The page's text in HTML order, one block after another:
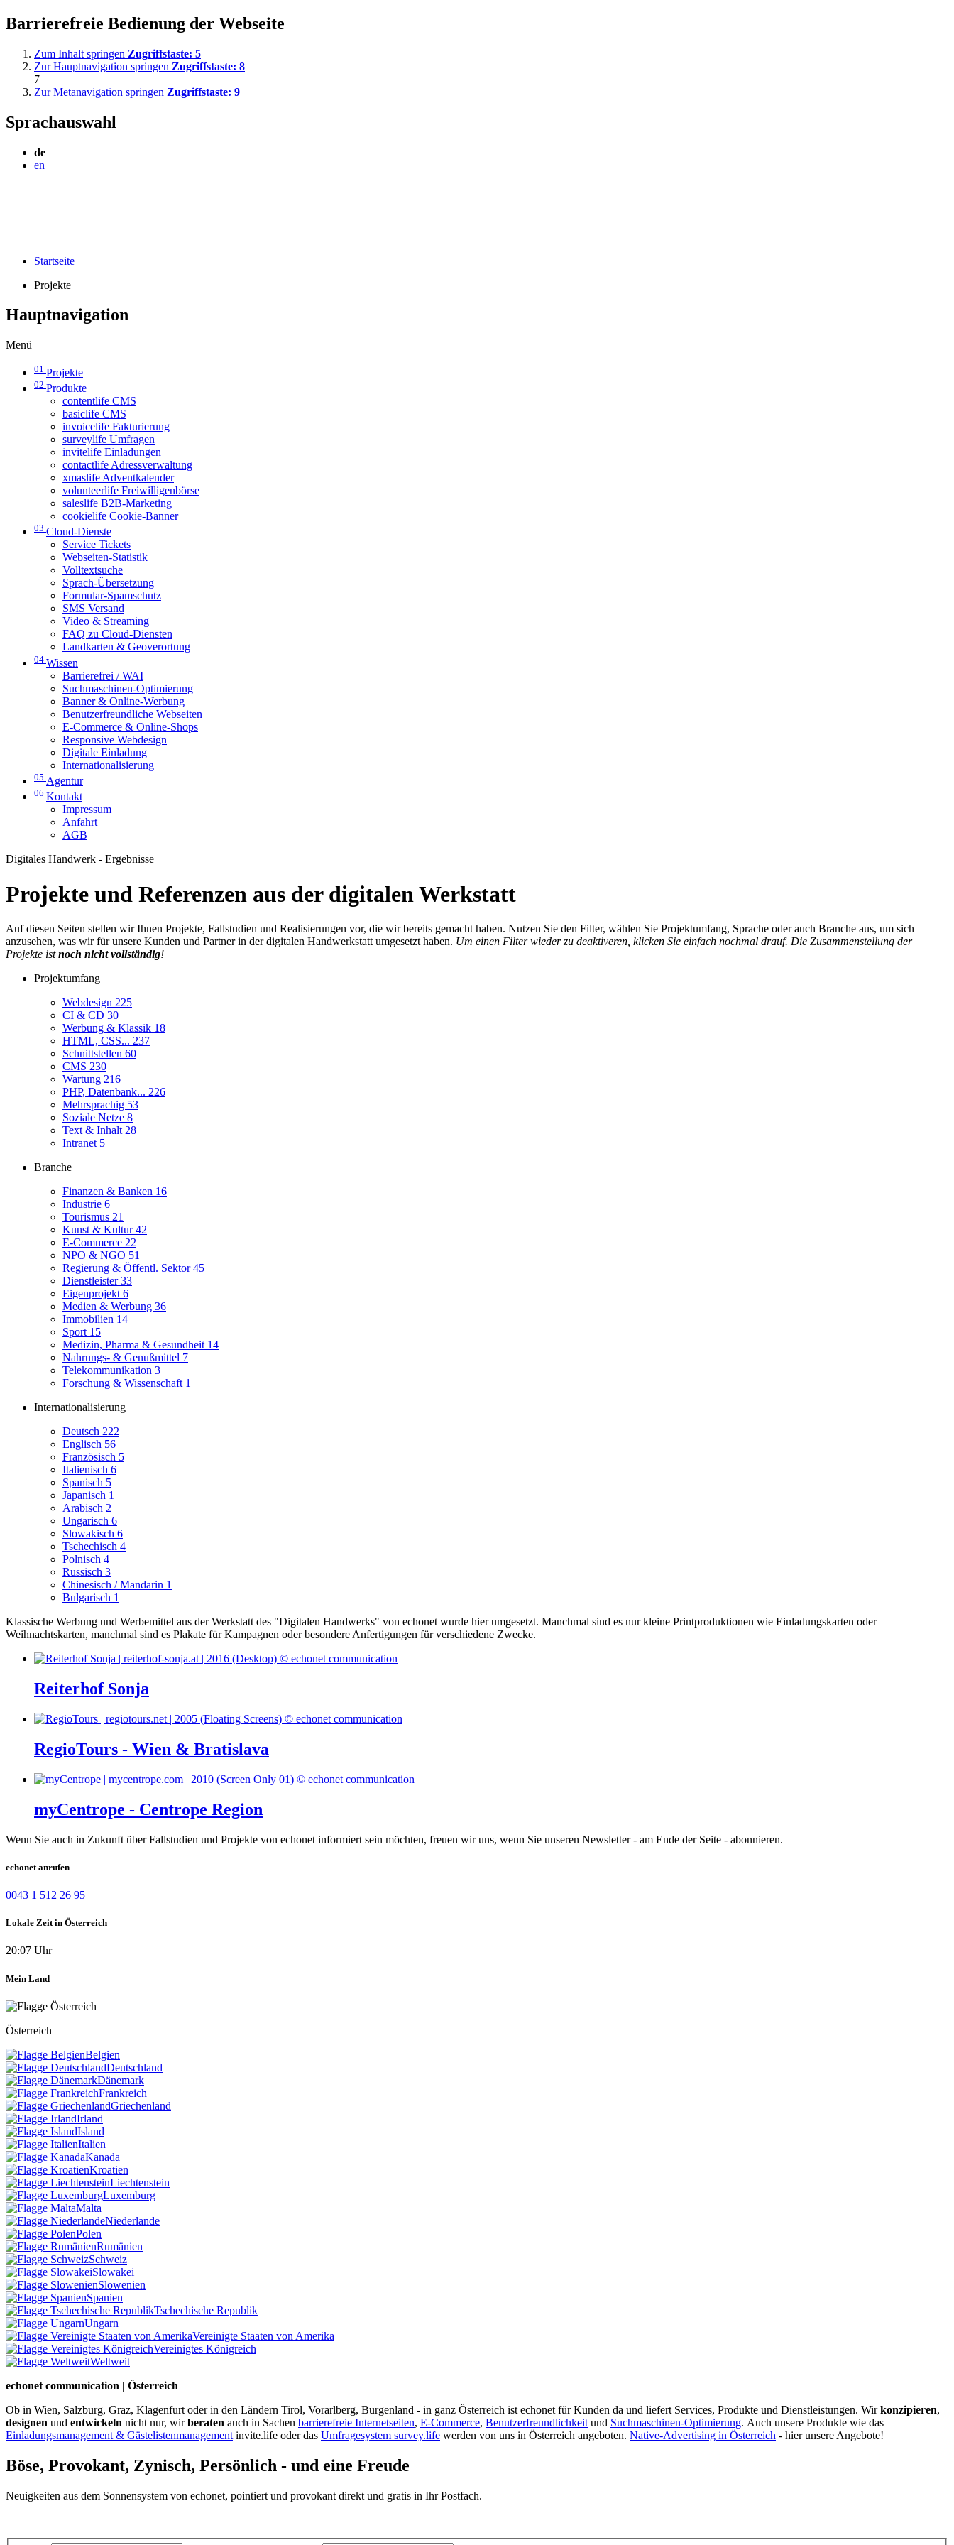
Barrierefreie Bedienung der Webseite
Zum Inhalt springen Zugriffstaste: 5
Zur Hauptnavigation springen Zugriffstaste: 8
7
Zur Metanavigation springen Zugriffstaste: 9
Sprachauswahl
de
en
Startseite
Projekte
Hauptnavigation
Menü
01 Projekte
02 Produkte
contentlife CMS
basiclife CMS
invoicelife Fakturierung
surveylife Umfragen
invitelife Einladungen
contactlife Adressverwaltung
xmaslife Adventkalender
volunteerlife Freiwilligenbörse
saleslife B2B-Marketing
cookielife Cookie-Banner
03 Cloud-Dienste
Service Tickets
Webseiten-Statistik
Volltextsuche
Sprach-Übersetzung
Formular-Spamschutz
SMS Versand
Video & Streaming
FAQ zu Cloud-Diensten
Landkarten & Geoverortung
04 Wissen
Barrierefrei / WAI
Suchmaschinen-Optimierung
Banner & Online-Werbung
Benutzerfreundliche Webseiten
E-Commerce & Online-Shops
Responsive Webdesign
Digitale Einladung
Internationalisierung
05 Agentur
06 Kontakt
Impressum
Anfahrt
AGB
Digitales Handwerk - Ergebnisse
Projekte und Referenzen aus der digitalen Werkstatt
Auf diesen Seiten stellen wir Ihnen Projekte, Fallstudien und Realisierungen vor, die wir bereits gemacht haben. Nutzen Sie den Filter, wählen Sie Projektumfang, Sprache oder auch Branche aus, um sich
anzusehen, was wir für unsere Kunden und Partner in der digitalen Handwerkstatt umgesetzt haben. Um einen Filter wieder zu deaktiveren, klicken Sie einfach nochmal drauf. Die Zusammenstellung der
Projekte istnoch nicht vollständig!
Projektumfang
Webdesign 225
CI & CD 30
Werbung & Klassik 18
HTML, CSS... 237
Schnittstellen 60
CMS 230
Wartung 216
PHP, Datenbank... 226
Mehrsprachig 53
Soziale Netze 8
Text & Inhalt 28
Intranet 5
Branche
Finanzen & Banken 16
Industrie 6
Tourismus 21
Kunst & Kultur42
E-Commerce 22
NPO & NGO 51
Regierung & Öffentl. Sektor45
Dienstleister33
Eigenprojekt 6
Medien & Werbung 36
Immobilien 14
Sport 15
Medizin, Pharma & Gesundheit 14
Nahrungs- & Genußmittel 7
Telekommunikation 3
Forschung & Wissenschaft 1
Internationalisierung
Deutsch 222
Englisch 56
Französisch 5
Italienisch 6
Spanisch 5
Japanisch 1
Arabisch 2
Ungarisch 6
Slowakisch 6
Tschechisch 4
Polnisch 4
Russisch 3
Chinesisch / Mandarin 1
Bulgarisch 1
Klassische Werbung und Werbemittel aus der Werkstatt des "Digitalen Handwerks" von echonet wurde hier umgesetzt. Manchmal sind es nur kleine Printproduktionen wie Einladungskarten oder
Weihnachtskarten, manchmal sind es Plakate für Kampagnen oder besondere Anfertigungen für verschiedene Zwecke.
Reiterhof Sonja
RegioTours - Wien & Bratislava
myCentrope - Centrope Region
Wenn Sie auch in Zukunft über Fallstudien und Projekte von echonet informiert sein möchten, freuen wir uns, wenn Sie unseren Newsletter - am Ende der Seite - abonnieren.
echonet anrufen
0043 1 512 26 95
Lokale Zeit in Österreich
20:07 Uhr
Mein Land
Österreich
Belgien
Deutschland
Dänemark
Frankreich
Griechenland
Irland
Island
Italien
Kanada
Kroatien
Liechtenstein
Luxemburg
Malta
Niederlande
Polen
Rumänien
Schweiz
Slowakei
Slowenien
Spanien
Tschechische Republik
Ungarn
Vereinigte Staaten von Amerika
Vereinigtes Königreich
Weltweit
echonet communication | Österreich
Ob in Wien, Salzburg, Graz, Klagenfurt oder in den Ländern Tirol, Vorarlberg, Burgenland - in ganz Österreich ist echonet für Kunden da und liefert Services, Produkte und Dienstleistungen. Wirkonzipieren,
designen und entwickeln nicht nur, wirberaten auch in Sachen barrierefreie Internetseiten, E-Commerce, Benutzerfreundlichkeit und Suchmaschinen-Optimierung. Auch unsere Produkte wie das
Einladungsmanagement & Gästelistenmanagement invite.life oder das Umfragesystem survey.life werden von uns in Österreich angeboten. Native-Advertising in Österreich - hier unsere Angebote!
Böse, Provokant, Zynisch, Persönlich - und eine Freude
Neuigkeiten aus dem Sonnensystem von echonet, pointiert und provokant direkt und gratis in Ihr Postfach.